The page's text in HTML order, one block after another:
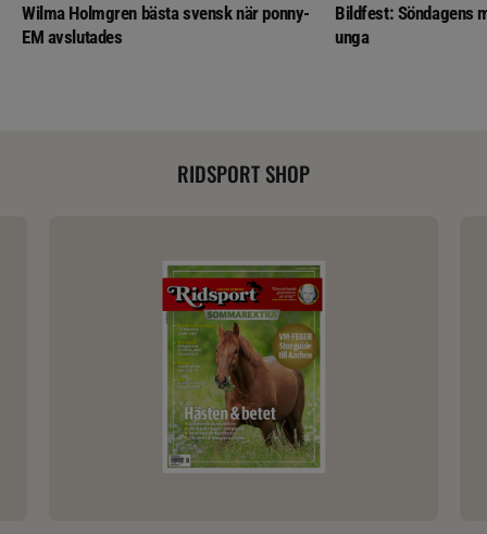
Wilma Holmgren bästa svensk när ponny-
EM avslutades
Bildfest: Söndagens
unga
RIDSPORT SHOP